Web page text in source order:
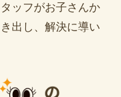
ッフがお子さんか
出し、解決に導い